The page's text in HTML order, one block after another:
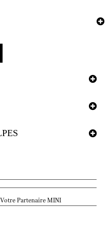
Partenaire MINI